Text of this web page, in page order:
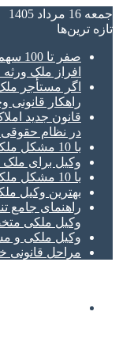
جمعه 16 مرداد 1405
تازه‌ ترین‌ها
صفر
افراز ملک ورثه
اگر مستأجر
راهکار قانونی
قانون جدید
در نظام حقوقی
با 10 مشکل ملکی در تهران آشنا شوید | راه حل‌ها کدامند؟
وکیل برای
با 10 مشکل ملکی در تهران آشنا شوید | راه حل‌ها کدامند؟
بهترین وکیل
راهنمای جامع
وکیل ملکی
وکیل ملکی و
مراحل